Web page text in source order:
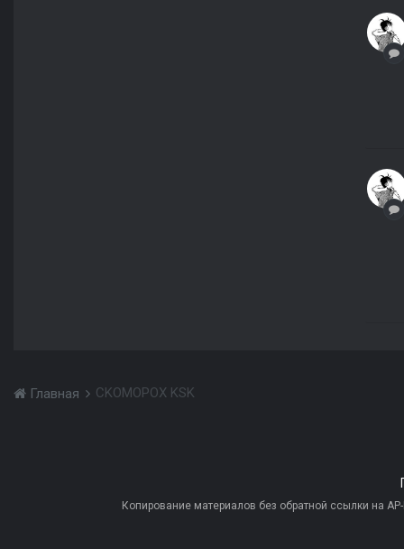
Главная CKOMOPOX KSK
Копирование материалов без обратной ссылки на